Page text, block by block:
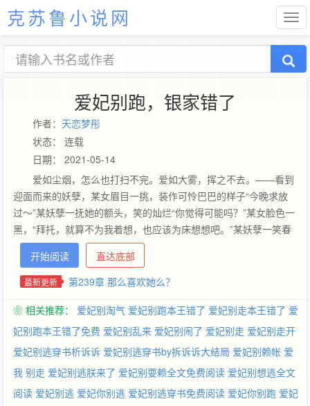
克苏鲁小说网
爱妃别跑，银家错了
作者： 天恋梦彤
状态： 连载
日期： 2021-05-14
爱如尘烟，怎么也打扫不完。爱如大雾，挥之不去。——看到
迎面而来的妖孽，某女眉目一挑，装作可怜巴巴的样子“今晚求放
过～”某妖孽一抚她的额头，笑的灿烂“你觉得可能吗？”某女脸色一
黑，“拜托，就算不为我着想，也应该为床想想吧。”某妖孽一笑春
风，“没关系，我们有的是床。”某女咬牙切齿，还想说什么，突然
尖叫一声被扑倒。一段稀世奇缘！邀您共赏！领略一段绝世爱情之
美！欢迎入坑书友群：374757645
开始阅读 直达底部
最新更新 第239章 那么喜欢她么？
❀ 相关推荐： 爱妃别淘气 爱妃别跑本王错了 爱妃别走本王错了 爱
妃别跑本王错了免费 爱妃别乱来 爱妃别闹了 爱妃别走 爱妃别走开
爱妃别逃穿书析诉诉 爱妃别逃穿书by拆诉诉大结局 爱妃别赖帐 爱
我 别走 爱妃别逃朕来了 爱妃别耍赖全文免费阅读 爱妃别想逃全文
阅读 爱妃别逃 爱妃你别逃 爱妃别逃穿书免费阅读 爱妃你别跑 爱妃